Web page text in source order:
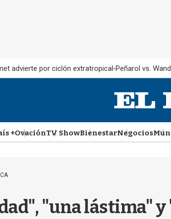
advierte por ciclón extratropical Peñarol vs.
+OvaciónTV ShowBienestarNegocios
"una lástima" y